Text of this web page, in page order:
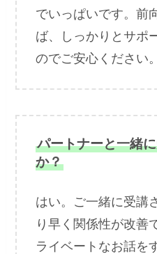
でいっぱいです。前
ば、しっかりとサポ
のでご安心ください。
パートナーと一緒
か？
はい。ご一緒に受講
り早く関係性が改善
ライベートなお話を